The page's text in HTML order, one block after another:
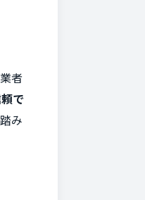
者
で
み